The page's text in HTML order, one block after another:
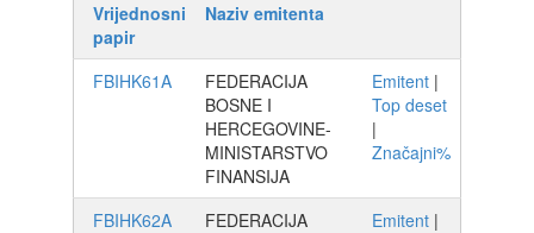
Vrijednosni
papir
Naziv emitenta
FBIHK61A
FEDERACIJA
BOSNE I
HERCEGOVINE-
MINISTARSTVO
FINANSIJA
Emitent |
Top deset
|
Značajni%
FBIHK62A
FEDERACIJA
Emitent |